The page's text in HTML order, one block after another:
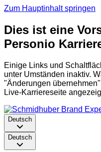
Zum Hauptinhalt springen
Dies ist eine
Personio
Einige Links und
unter Umständen inaktiv.
"Änderungen
Live-Karriereseite
Deutsch
Deutsch